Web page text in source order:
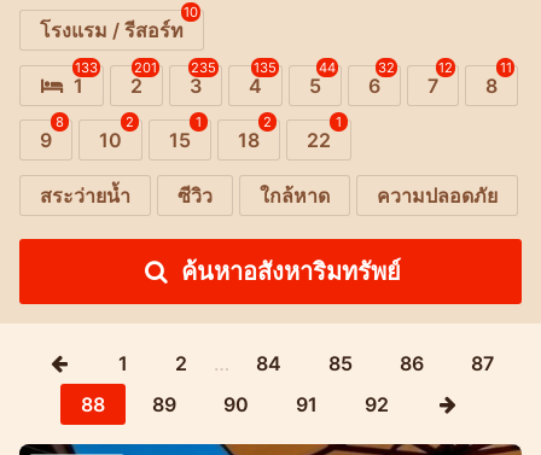
โรงแรม / รีสอร์ท
10
1
133
2
201
3
235
4
135
5
44
6
32
7
12
8
11
9
8
10
2
15
1
18
2
22
1
สระว่ายน้ำ ซีวิว ใกล้หาด ความปลอดภัย
ค้นหาอสังหาริมทรัพย์
1 2 … 84 85 86
87
88
89 90 91 92